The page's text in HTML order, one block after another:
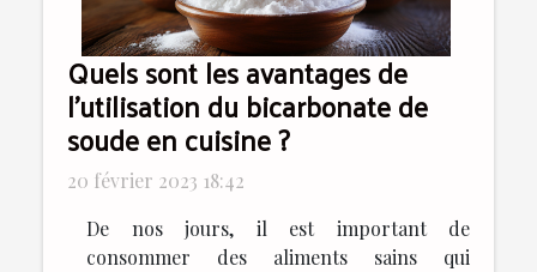
Quels sont les avantages de
l’utilisation du bicarbonate de
soude en cuisine ?
20 février 2023 18:42
De nos jours, il est important de
consommer des aliments sains qui